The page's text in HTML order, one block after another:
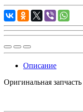
Описание
Оригинальная